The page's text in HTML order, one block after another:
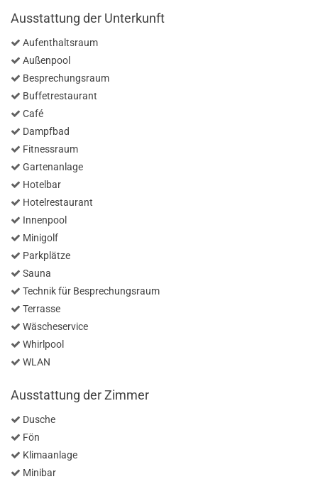
Ausstattung der Unterkunft
Aufenthaltsraum
Außenpool
Besprechungsraum
Buffetrestaurant
Café
Dampfbad
Fitnessraum
Gartenanlage
Hotelbar
Hotelrestaurant
Innenpool
Minigolf
Parkplätze
Sauna
Technik für Besprechungsraum
Terrasse
Wäscheservice
Whirlpool
WLAN
Ausstattung der Zimmer
Dusche
Fön
Klimaanlage
Minibar